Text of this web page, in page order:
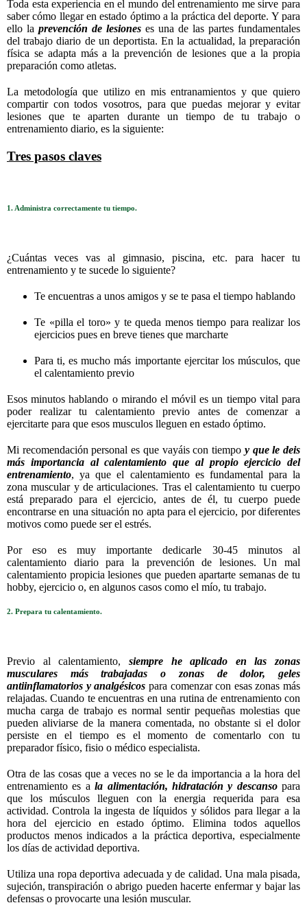
Toda esta experiencia en el mundo del entrenamiento me sirve para
saber cómo llegar en estado óptimo a la práctica del deporte. Y para
ello la prevención de lesiones es una de las partes fundamentales
del trabajo diario de un deportista. En la actualidad, la preparación
física se adapta más a la prevención de lesiones que a la propia
preparación como atletas.
La metodología que utilizo en mis entranamientos y que quiero
compartir con todos vosotros, para que puedas mejorar y evitar
lesiones que te aparten durante un tiempo de tu trabajo o
entrenamiento diario, es la siguiente:
Tres pasos claves
1. Administra correctamente tu tiempo.
¿Cuántas veces vas al gimnasio, piscina, etc. para hacer tu
entrenamiento y te sucede lo siguiente?
Te encuentras a unos amigos y se te pasa el tiempo hablando
Te «pilla el toro» y te queda menos tiempo para realizar los
ejercicios pues en breve tienes que marcharte
Para ti, es mucho más importante ejercitar los músculos, que
el calentamiento previo
Esos minutos hablando o mirando el móvil es un tiempo vital para
poder realizar tu calentamiento previo antes de comenzar a
ejercitarte para que esos musculos lleguen en estado óptimo.
Mi recomendación personal es que vayáis con tiempo y que le deis
más importancia al calentamiento que al propio ejercicio del
entrenamiento, ya que el calentamiento es fundamental para la
zona muscular y de articulaciones. Tras el calentamiento tu cuerpo
está preparado para el ejercicio, antes de él, tu cuerpo puede
encontrarse en una situación no apta para el ejercicio, por diferentes
motivos como puede ser el estrés.
Por eso es muy importante dedicarle 30-45 minutos al
calentamiento diario para la prevención de lesiones. Un mal
calentamiento propicia lesiones que pueden apartarte semanas de tu
hobby, ejercicio o, en algunos casos como el mío, tu trabajo.
2. Prepara tu calentamiento.
Previo al calentamiento, siempre he aplicado en las zonas
musculares más trabajadas o zonas de dolor, geles
antiinflamatorios y analgésicos para comenzar con esas zonas más
relajadas. Cuando te encuentras en una rutina de entrenamiento con
mucha carga de trabajo es normal sentir pequeñas molestias que
pueden aliviarse de la manera comentada, no obstante si el dolor
persiste en el tiempo es el momento de comentarlo con tu
preparador físico, fisio o médico especialista.
Otra de las cosas que a veces no se le da importancia a la hora del
entrenamiento es ala alimentación, hidratación y descansopara
que los músculos lleguen con la energia requerida para esa
actividad. Controla la ingesta de líquidos y sólidos para llegar a la
hora del ejercicio en estado óptimo. Elimina todos aquellos
productos menos indicados a la práctica deportiva, especialmente
los días de actividad deportiva.
Utiliza una ropa deportiva adecuada y de calidad. Una mala pisada,
sujeción, transpiración o abrigo pueden hacerte enfermar y bajar las
defensas o provocarte una lesión muscular.